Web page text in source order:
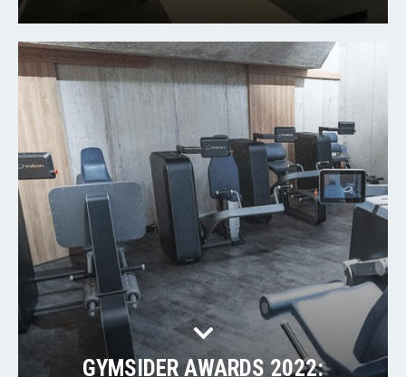
GYMSIDER AWARDS 2022: